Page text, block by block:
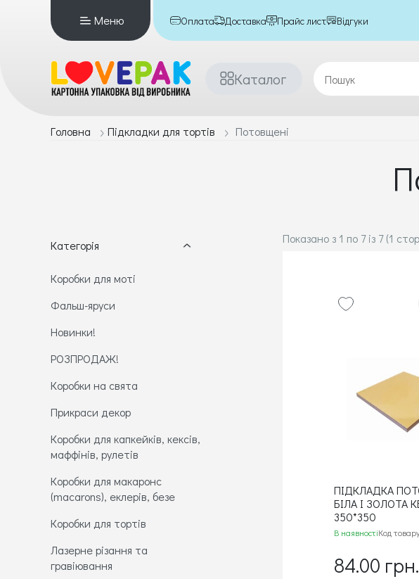
Меню Оплата Доставка Прайс лист Відгуки
Каталог
Головна Підкладки для тортів Потовщені
Категорія
Коробки для моті
Фальш-яруси
Новинки!
РОЗПРОДАЖ!
Коробки на свята
Прикраси декор
Коробки для капкейків, кексів,
маффінів, рулетів
Коробки для макаронс
(macarons), еклерів, безе
Коробки для тортів
Лазерне різання та
гравіювання
Показано з 1 по 7 із 7 (1
ПІДКЛАДКА
БІЛА І ЗОЛОТА
350*350
В наявностіКод
84.00 грн.